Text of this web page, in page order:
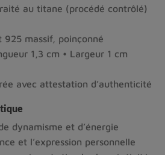
au titane (procédé contrôlé)
925 massif, poinçonné
1,3 cm • Largeur 1 cm
avec attestation d’authenticité
de dynamisme et d’énergie
et l’expression personnelle